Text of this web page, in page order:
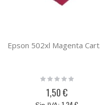
Rating:
1,50 €